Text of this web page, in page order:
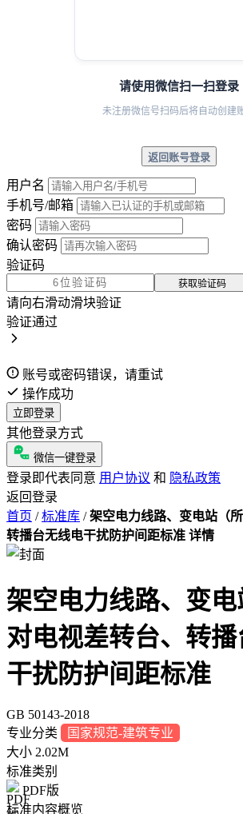
请使用微信扫一扫登录
未注册微信号扫码后将自动创建
返回账号登录
用户名
手机号/邮箱
密码
确认密码
验证码
获取验证码
请向右滑动滑块验证
验证通过
账号或密码错误，请重试
操作成功
立即登录
其他登录方式
微信一键登录
登录即代表同意 用户协议 和 隐私政策
返回登录
首页 / 标准库 / 架空电力线路、变电站（
转播台无线电干扰防护间距标准 详情
架空电力线路、变电
对电视差转台、转
干扰防护间距标准
GB 50143-2018
专业分类
国家规范-建筑专业
大小 2.02M
标准类别
PDF版
标准内容概览